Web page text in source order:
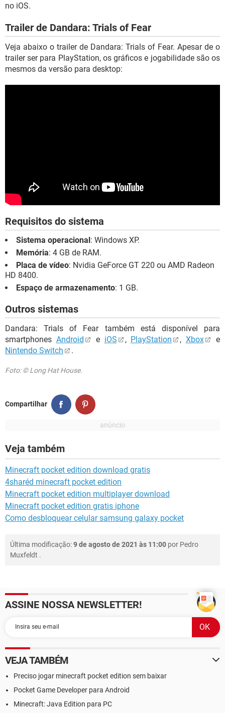
no iOS.
Trailer de Dandara: Trials of Fear
Veja abaixo o trailer de Dandara: Trials of Fear. Apesar de o
trailer ser para PlayStation, os gráficos e jogabilidade são os
mesmos da versão para desktop:
Requisitos do sistema
Sistema operacional: Windows XP.
Memória: 4 GB de RAM.
Placa de vídeo: Nvidia GeForce GT 220 ou AMD Radeon
HD 8400.
Espaço de armazenamento: 1 GB.
Outros sistemas
Dandara: Trials of Fear também está disponível para
smartphones Android e iOS , PlayStation , Xbox
e
Nintendo Switch
.
Foto: © Long Hat House.
Compartilhar
Veja também
Minecraft pocket edition download gratis
4sharéd minecraft pocket edition
Minecraft pocket edition multiplayer download
Minecraft pocket edition gratis iphone
Como desbloquear celular samsung galaxy pocket
Última modificação:9 de agosto de 2021 às 11:00 por Pedro
Muxfeldt .
ASSINE NOSSA NEWSLETTER!
VEJA TAMBÉM
Preciso jogar minecraft pocket edition sem baixar
Pocket Game Developer para Android
Minecraft: Java Edition para PC